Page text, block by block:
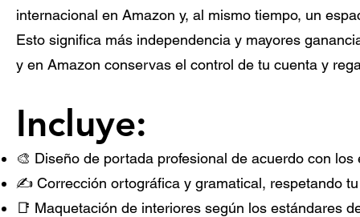
internacional en Amazon y, al mismo tiempo, un
Esto significa más independencia y mayores
y en Amazon conservas el control de tu cuenta y
Incluye:
🎨 Diseño de portada profesional de acuerdo con
✍️ Corrección ortográfica y gramatical, respetando
📑 Maquetación de interiores según los estándares